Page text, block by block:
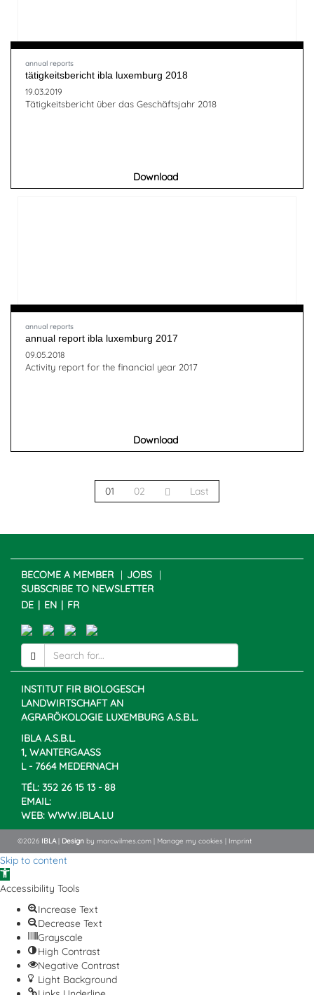
annual reports
tätigkeitsbericht ibla luxemburg 2018
19.03.2019
Tätigkeitsbericht über das Geschäftsjahr 2018
Download
annual reports
annual report ibla luxemburg 2017
09.05.2018
Activity report for the financial year 2017
Download
01 02 Last
BECOME A MEMBER
JOBS
SUBSCRIBE TO NEWSLETTER
DE
EN FR
INSTITUT FIR BIOLOGESCH
LANDWIRTSCHAFT AN
AGRARÖKOLOGIE LUXEMBURG A.S.B.L.
IBLA A.S.B.L.
1, WANTERGAASS
L - 7664 MEDERNACH
TÉL: 352 26 15 13 - 88
EMAIL:
WEB: WWW.IBLA.LU
©2026 IBLA| Design by marcwilmes.com | Manage my cookies | Imprint
Skip to content
Open
toolbar
Accessibility Tools
Increase Text
Decrease Text
Grayscale
High Contrast
Negative Contrast
Light Background